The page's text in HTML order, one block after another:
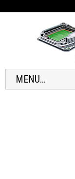
MENU...